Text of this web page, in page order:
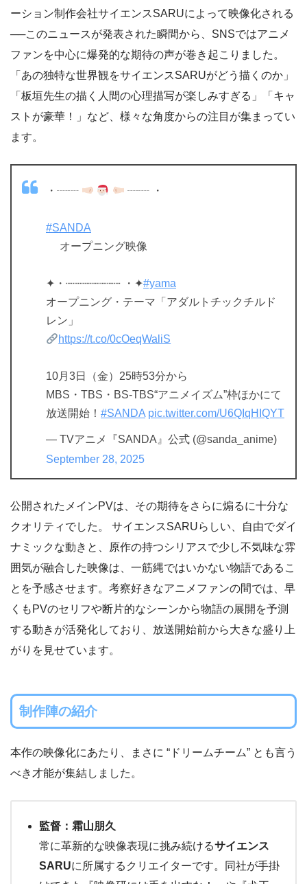
ーション制作会社サイエンスSARUによって映像化される
──このニュースが発表された瞬間から、SNSではアニメ
ファンを中心に爆発的な期待の声が巻き起こりました。
「あの独特な世界観をサイエンスSARUがどう描くのか」
「板垣先生の描く人間の心理描写が楽しみすぎる」「キャ
ストが豪華！」など、様々な角度からの注目が集まってい
ます。
・┈┈ ┈┈ ・
#SANDA
オープニング映像
✦・┈┈┈┈┈┈┈┈ ・✦#yama
オープニング・テーマ「アダルトチックチルド
レン」
https://t.co/0cOeqWaliS
10月3日（金）25時53分から
MBS・TBS・BS-TBS“アニメイズム”枠ほかにて
放送開始！ #SANDA pic.twitter.com/U6QIqHIQYT
— TVアニメ『SANDA』公式 (@sanda_anime)
September 28, 2025
公開されたメインPVは、その期待をさらに煽るに十分な
クオリティでした。 サイエンスSARUらしい、自由でダイ
ナミックな動きと、原作の持つシリアスで少し不気味な雰
囲気が融合した映像は、一筋縄ではいかない物語であるこ
とを予感させます。考察好きなアニメファンの間では、早
くもPVのセリフや断片的なシーンから物語の展開を予測
する動きが活発化しており、放送開始前から大きな盛り上
がりを見せています。
制作陣の紹介
本作の映像化にあたり、まさに “ドリームチーム” とも言う
べき才能が集結しました。
監督：霜山朋久
常に革新的な映像表現に挑み続けるサイエンス
SARUに所属するクリエイターです。同社が手掛